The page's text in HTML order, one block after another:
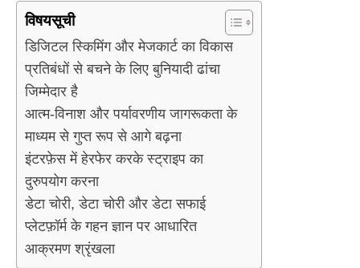
विषयसूची
डिजिटल स्किमिंग और मेजकार्ट का विकास
प्रतिबंधों से बचने के लिए बुनियादी ढांचा
जिम्मेदार है
आत्म-विनाश और पर्यावरणीय जागरूकता के
माध्यम से गुप्त रूप से आगे बढ़ना
इंटरफ़ेस में हेरफेर करके स्ट्राइप का
दुरुपयोग करना
डेटा चोरी, डेटा चोरी और डेटा सफाई
प्लेटफ़ॉर्म के गहन ज्ञान पर आधारित
आक्रमण श्रृंखला